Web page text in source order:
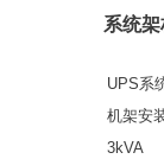
系统
UPS系
机架安
3kVA